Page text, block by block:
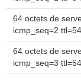
64 octets de
icmp_seq=2
64 octets de
icmp_seq=3